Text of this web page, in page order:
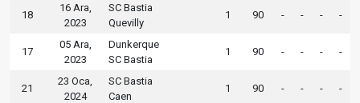
18
16 Ara,
2023
SC Bastia
Quevilly
1 90 - - - -
17
05 Ara,
2023
Dunkerque
SC Bastia
1 90 - - - -
21
23 Oca,
2024
SC Bastia
Caen
1 90 - - - -